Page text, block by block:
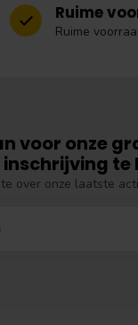
Ruime
Ruime
voor onze
inschrijving te
over onze laatste